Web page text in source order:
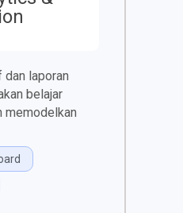
laporan
belajar
memodelkan